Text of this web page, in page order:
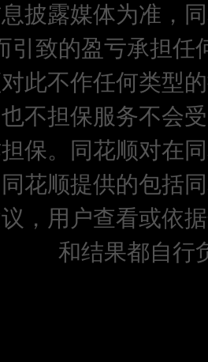
息披露媒体为准，
引致的盈亏承担任
此不作任何类型
不担保服务不会
保。同花顺对在
花顺提供的包括
，用户查看或依
和结果都自行